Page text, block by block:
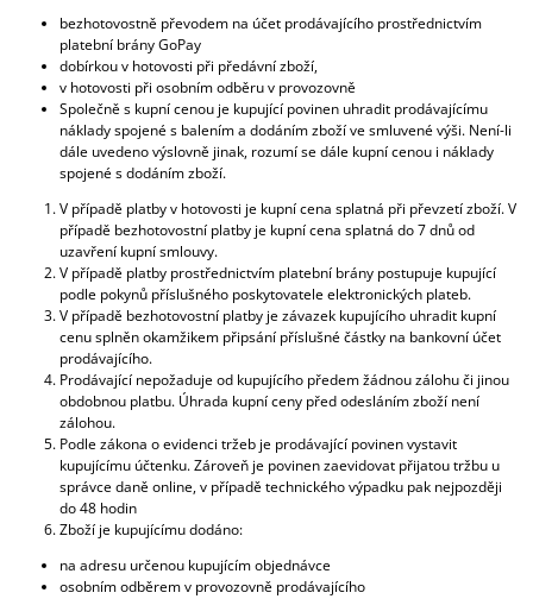
bezhotovostně převodem na účet prodávajícího prostřednictvím
platební brány GoPay
dobírkou v hotovosti při předávní zboží,
v hotovosti při osobním odběru v provozovně
Společně s kupní cenou je kupující povinen uhradit prodávajícímu
náklady spojené s balením a dodáním zboží ve smluvené výši. Není-li
dále uvedeno výslovně jinak, rozumí se dále kupní cenou i náklady
spojené s dodáním zboží.
V případě platby v hotovosti je kupní cena splatná při převzetí zboží. V
případě bezhotovostní platby je kupní cena splatná do 7 dnů od
uzavření kupní smlouvy.
V případě platby prostřednictvím platební brány postupuje kupující
podle pokynů příslušného poskytovatele elektronických plateb.
V případě bezhotovostní platby je závazek kupujícího uhradit kupní
cenu splněn okamžikem připsání příslušné částky na bankovní účet
prodávajícího.
Prodávající nepožaduje od kupujícího předem žádnou zálohu či jinou
obdobnou platbu. Úhrada kupní ceny před odesláním zboží není
zálohou.
Podle zákona o evidenci tržeb je prodávající povinen vystavit
kupujícímu účtenku. Zároveň je povinen zaevidovat přijatou tržbu u
správce daně online, v případě technického výpadku pak nejpozději
do 48 hodin
Zboží je kupujícímu dodáno:
na adresu určenou kupujícím objednávce
osobním odběrem v provozovně prodávajícího